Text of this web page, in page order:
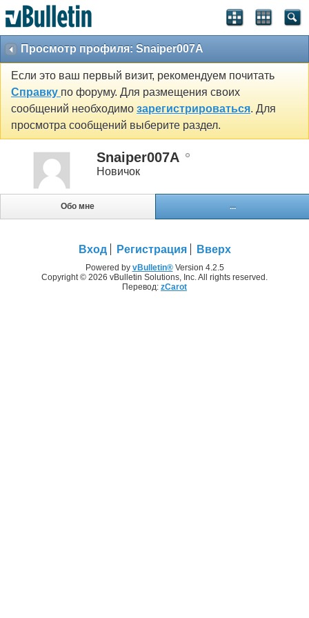
Просмотр профиля: Snaiper007A
Если это ваш первый визит, рекомендуем почитать
Справку по форуму. Для размещения своих
сообщений необходимо зарегистрироваться. Для
просмотра сообщений выберите раздел.
Snaiper007A
Новичок
Обо мне ...
Вход Регистрация Вверх
Powered by vBulletin®Version 4.2.5
Copyright © 2026 vBulletin Solutions, Inc. All rights reserved.
Перевод: zCarot